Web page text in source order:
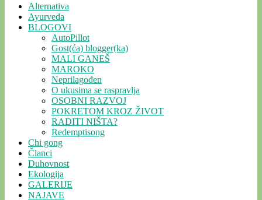
Alternativa
Ayurveda
BLOGOVI
AutoPillot
Gost(ća) blogger(ka)
MALI GANEŠ
MAROKO
Neprilagođen
O ukusima se raspravlja
OSOBNI RAZVOJ
POKRETOM KROZ ŽIVOT
RADITI NIŠTA?
Redemptisong
Chi gong
Članci
Duhovnost
Ekologija
GALERIJE
NAJAVE